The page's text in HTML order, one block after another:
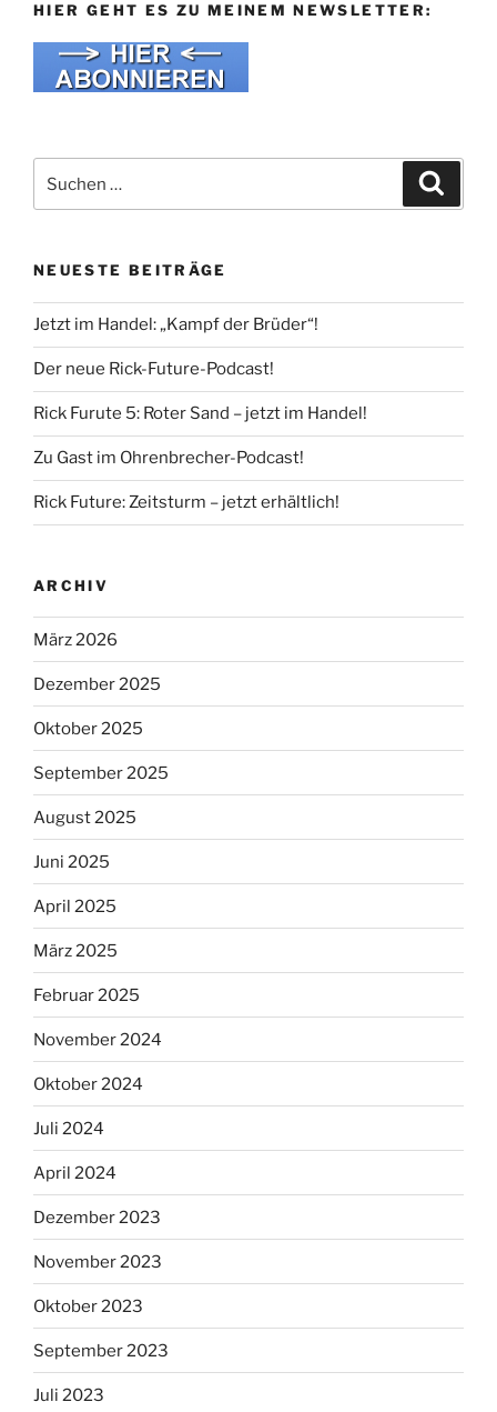
HIER GEHT ES ZU MEINEM NEWSLETTER:
nach:
NEUESTE BEITRÄGE
Jetzt im Handel: „Kampf der Brüder“!
Der neue Rick-Future-Podcast!
Rick Furute 5: Roter Sand – jetzt im Handel!
Zu Gast im Ohrenbrecher-Podcast!
Rick Future: Zeitsturm – jetzt erhältlich!
ARCHIV
März 2026
Dezember 2025
Oktober 2025
September 2025
August 2025
Juni 2025
April 2025
März 2025
Februar 2025
November 2024
Oktober 2024
Juli 2024
April 2024
Dezember 2023
November 2023
Oktober 2023
September 2023
Juli 2023